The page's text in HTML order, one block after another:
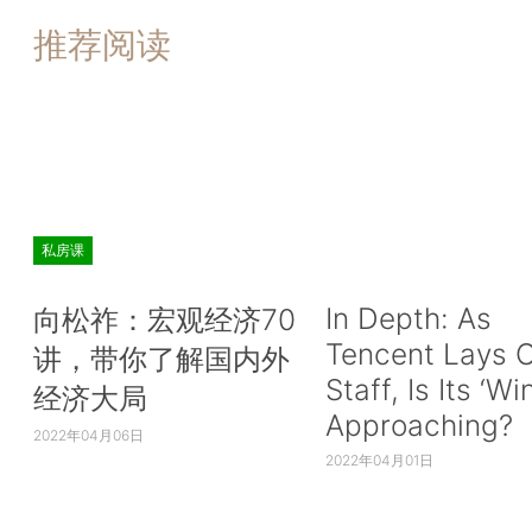
推荐阅读
私房课
向松祚：宏观经济70
讲，带你了解国内外
经济大局
2022年04月06日
In Depth: As
Tencent Lays
Staff, Is Its
Approaching?
2022年04月01日